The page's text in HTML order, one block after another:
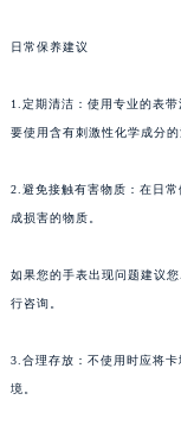
日常保养建议
1.定期清洁：使用专业的表
要使用含有刺激性化学成分
2.避免接触有害物质：在日
成损害的物质。
如果您的手表出现问题建议
行咨询。
3.合理存放：不使用时应将
境。